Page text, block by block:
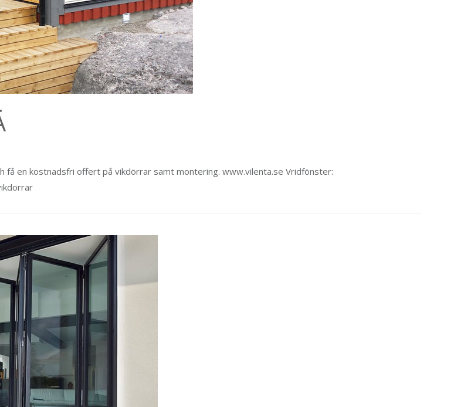
få en kostnadsfri offert på vikdörrar samt montering. www.vilenta.se Vridfönster: